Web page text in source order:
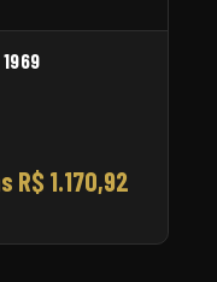
R$ 1.170,92